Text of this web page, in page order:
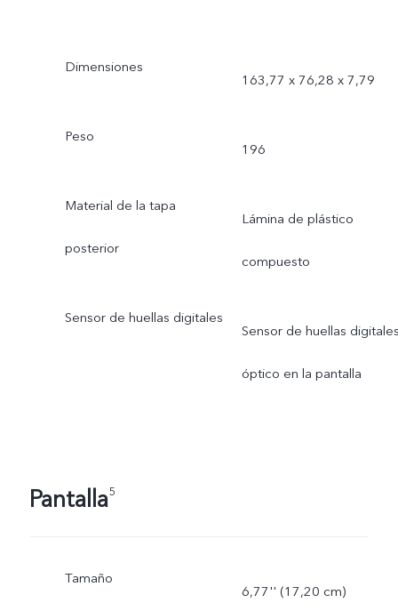
Dimensiones
163,77 x 76,28 x 7,79
Peso
196
Material de la tapa
posterior
Lámina de plástico
compuesto
Sensor de huellas digitales
Sensor de huellas
óptico en la pantalla
Pantalla5
Tamaño
6,77'' (17,20 cm)